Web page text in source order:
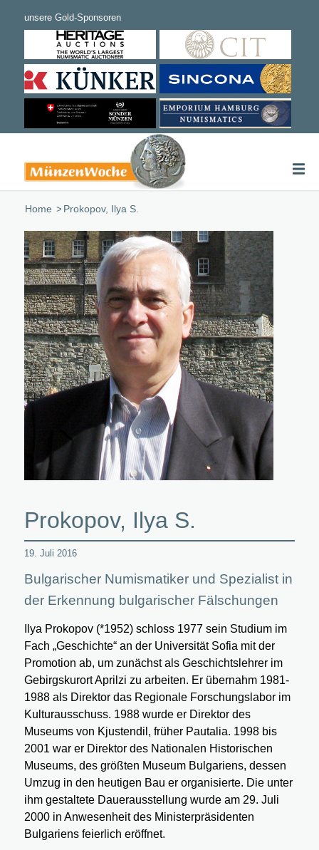
Home /Prokopov, Ilya S.
Prokopov, Ilya S.
19. Juli 2016
Bulgarischer Numismatiker und Spezialist in
der Erkennung bulgarischer Fälschungen
Ilya Prokopov (*1952) schloss 1977 sein Studium im
Fach „Geschichte“ an der Universität Sofia mit der
Promotion ab, um zunächst als Geschichtslehrer im
Gebirgskurort Aprilzi zu arbeiten. Er übernahm 1981-
1988 als Direktor das Regionale Forschungslabor im
Kulturausschuss. 1988 wurde er Direktor des
Museums von Kjustendil, früher Pautalia. 1998 bis
2001 war er Direktor des Nationalen Historischen
Museums, des größten Museum Bulgariens, dessen
Umzug in den heutigen Bau er organisierte. Die unter
ihm gestaltete Dauerausstellung wurde am 29. Juli
2000 in Anwesenheit des Ministerpräsidenten
Bulgariens feierlich eröffnet.